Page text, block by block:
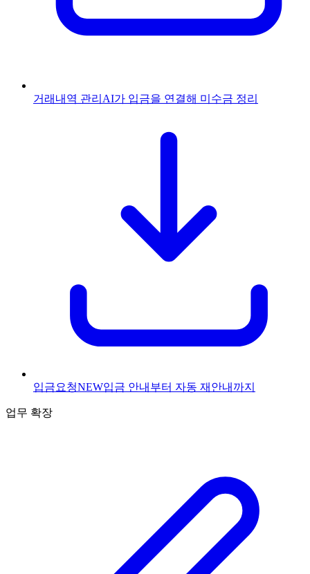
거래내역 관리 AI가 입금을 연결해 미수금 정리
입금요청NEW입금 안내부터 자동 재안내까지
업무 확장